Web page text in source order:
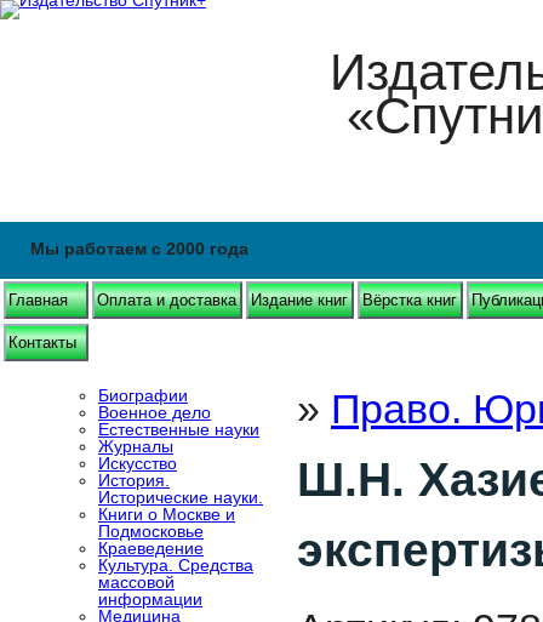
Мы работаем с 2000 года
Главная Оплата и доставка Издание книг Вёрстка книг
Контакты
» Право.
Ш.Н.
Биографии
Военное дело
Естественные науки
Журналы
Искусство
История.
Исторические науки.
Книги о Москве и
Подмосковье
Краеведение
Культура. Средства
массовой
информации
Медицина